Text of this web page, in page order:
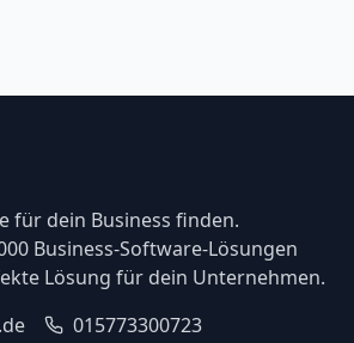
für dein Business finden.
Business-Software-Lösungen
Lösung für dein Unternehmen.
015773300723